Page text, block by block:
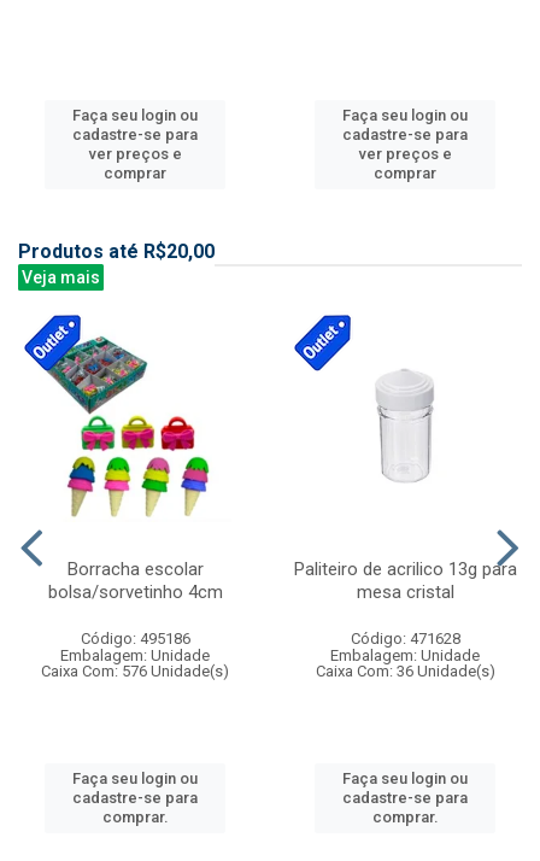
Faça seu login ou
cadastre-se para
ver preços e
comprar
Faça seu login ou
cadastre-se para
ver preços e
comprar
Produtos até R$20,00
Veja mais
Borracha escolar
bolsa/sorvetinho 4cm
Código: 495186
Embalagem: Unidade
Caixa Com: 576 Unidade(s)
Faça seu login ou
cadastre-se para
comprar.
Paliteiro de acrilico 13g para
mesa cristal
Código: 471628
Embalagem: Unidade
Caixa Com: 36 Unidade(s)
Faça seu login ou
cadastre-se para
comprar.